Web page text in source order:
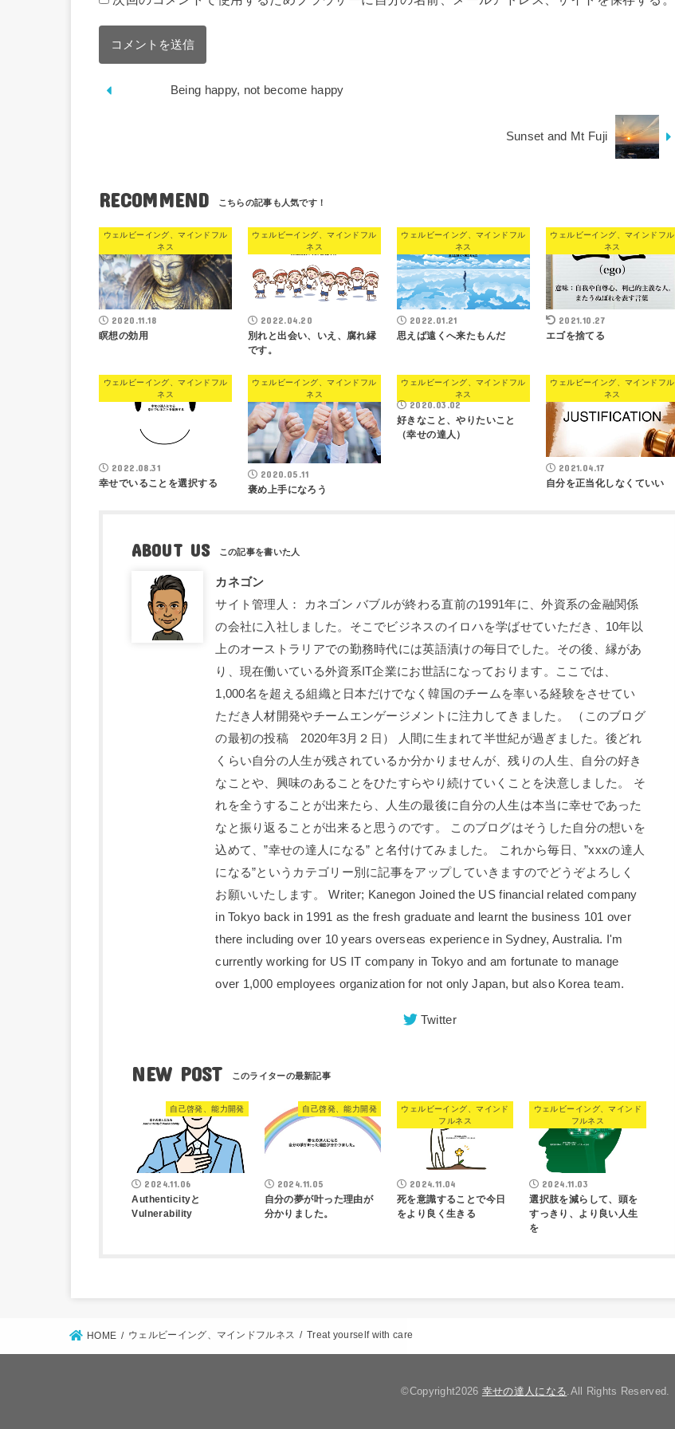
Being happy, not become happy
Sunset and Mt Fuji
RECOMMEND
ウェルビーイング、マインドフル
ネス
2020.11.18
瞑想の効用
ウェルビーイング、マインドフル
ネス
2022.04.20
別れと出会い、いえ、腐れ縁
です。
ウェルビーイング、マインドフル
ネス
2022.01.21
思えば遠くへ来たもんだ
ウェルビーイング、マインドフル
ネス
2021.10.27
エゴを捨てる
ウェルビーイング、マインドフル
ネス
2022.08.31
幸せでいることを選択する
ウェルビーイング、マインドフル
ネス
2020.05.11
褒め上手になろう
ウェルビーイング、マインドフル
ネス
2020.03.02
好きなこと、やりたいこと
（幸せの達人）
ウェルビーイング、マインドフル
ネス
2021.04.17
自分を正当化しなくていい
ABOUT US
カネゴン
サイト管理人： カネゴン バブルが終わる直前の1991年に、外資系の金融関係
の会社に入社しました。そこでビジネスのイロハを学ばせていただき、10年以
上のオーストラリアでの勤務時代には英語漬けの毎日でした。その後、縁があ
り、現在働いている外資系IT企業にお世話になっております。ここでは、
1,000名を超える組織と日本だけでなく韓国のチームを率いる経験をさせてい
ただき人材開発やチームエンゲージメントに注力してきました。 （このブログ
の最初の投稿 2020年3月２日） 人間に生まれて半世紀が過ぎました。後どれ
くらい自分の人生が残されているか分かりませんが、残りの人生、自分の好き
なことや、興味のあることをひたすらやり続けていくことを決意しました。 そ
れを全うすることが出来たら、人生の最後に自分の人生は本当に幸せであった
なと振り返ることが出来ると思うのです。 このブログはそうした自分の想いを
込めて、”幸せの達人になる” と名付けてみました。 これから毎日、”xxxの達人
になる”というカテゴリー別に記事をアップしていきますのでどうぞよろしく
お願いいたします。 Writer; Kanegon Joined the US financial related company
in Tokyo back in 1991 as the fresh graduate and learnt the business 101 over
there including over 10 years overseas experience in Sydney, Australia. I'm
currently working for US IT company in Tokyo and am fortunate to manage
over 1,000 employees organization for not only Japan, but also Korea team.
Twitter
NEW POST
自己啓発、能力開発
2024.11.06
Authenticityと
Vulnerability
自己啓発、能力開発
2024.11.05
自分の夢が叶った理由が
分かりました。
ウェルビーイング、マインド
フルネス
2024.11.04
死を意識することで今日
をより良く生きる
ウェルビーイング、マインド
フルネス
2024.11.03
選択肢を減らして、頭を
すっきり、より良い人生
を
HOME ウェルビーイング、マインドフルネス Treat yourself with care
©Copyright2026 幸せの達人になる .All Rights Reserved.